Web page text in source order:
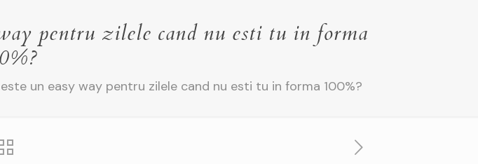
pentru zilele cand nu esti tu in forma
un easy way pentru zilele cand nu esti tu in forma 100%?